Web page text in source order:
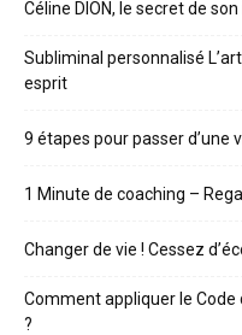
Céline DION, le secret de
Subliminal personnalisé
esprit
9 étapes pour passer d’une
1 Minute de coaching –
Changer de vie ! Cessez
Comment appliquer le
?